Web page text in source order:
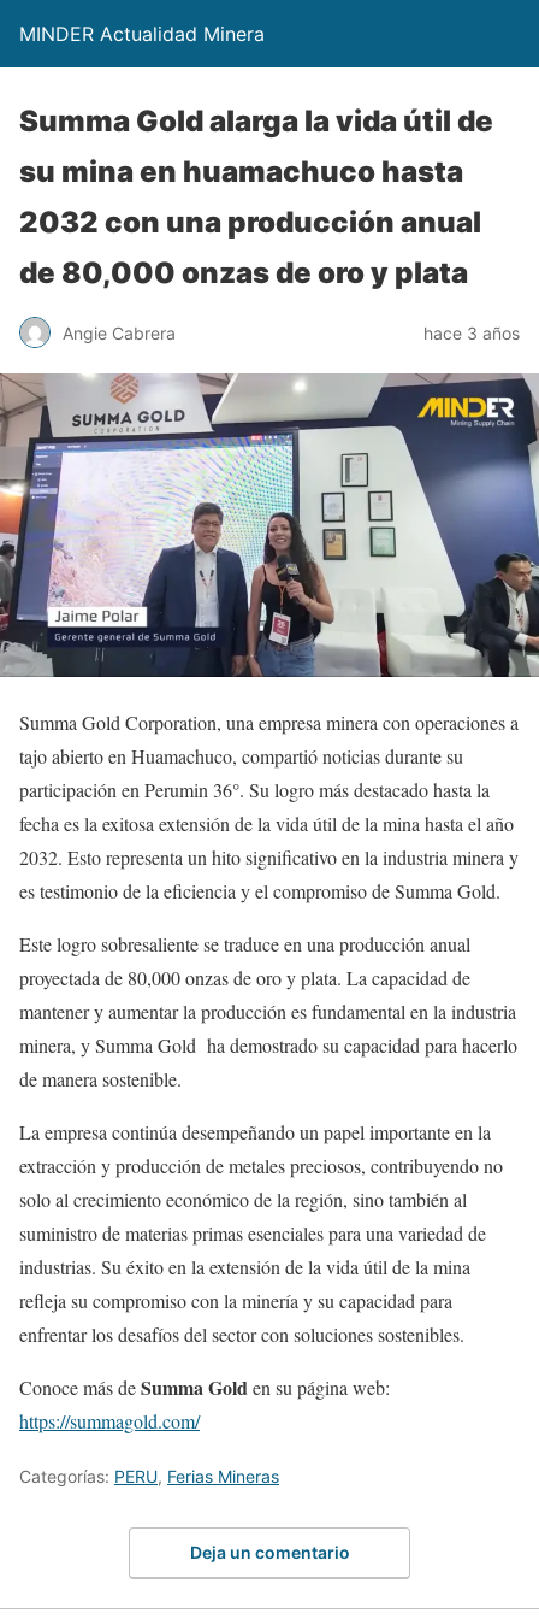
MINDER Actualidad Minera
Summa Gold alarga la vida útil de
su mina en huamachuco hasta
2032 con una producción anual
de 80,000 onzas de oro y plata
Angie Cabrera hace 3 años
Summa Gold Corporation, una empresa minera con operaciones a
tajo abierto en Huamachuco, compartió noticias durante su
participación en Perumin 36°. Su logro más destacado hasta la
fecha es la exitosa extensión de la vida útil de la mina hasta el año
2032. Esto representa un hito significativo en la industria minera y
es testimonio de la eficiencia y el compromiso de Summa Gold.
Este logro sobresaliente se traduce en una producción anual
proyectada de 80,000 onzas de oro y plata. La capacidad de
mantener y aumentar la producción es fundamental en la industria
minera, y Summa Gold ha demostrado su capacidad para hacerlo
de manera sostenible.
La empresa continúa desempeñando un papel importante en la
extracción y producción de metales preciosos, contribuyendo no
solo al crecimiento económico de la región, sino también al
suministro de materias primas esenciales para una variedad de
industrias. Su éxito en la extensión de la vida útil de la mina
refleja su compromiso con la minería y su capacidad para
enfrentar los desafíos del sector con soluciones sostenibles.
Conoce más deSumma Golden su página web:
https://summagold.com/
Categorías: PERU, Ferias Mineras
Deja un comentario